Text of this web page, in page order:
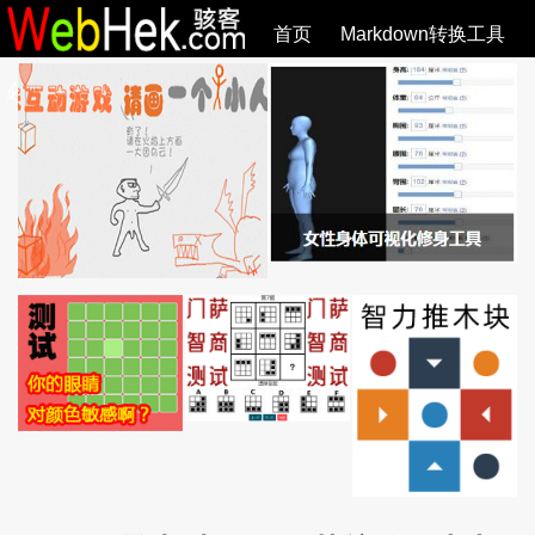
首页 Markdown转换工具
必观作品 SVG教程 SVG手册 全部文章